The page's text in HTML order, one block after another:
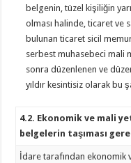
belgenin, tüzel kişiliğin
olması halinde, ticaret ve
bulunan ticaret sicil
serbest muhasebeci mali
sonra düzenlenen ve
yıldır kesintisiz olarak bu
4.2. Ekonomik ve mali
belgelerin taşıması
İdare tarafından